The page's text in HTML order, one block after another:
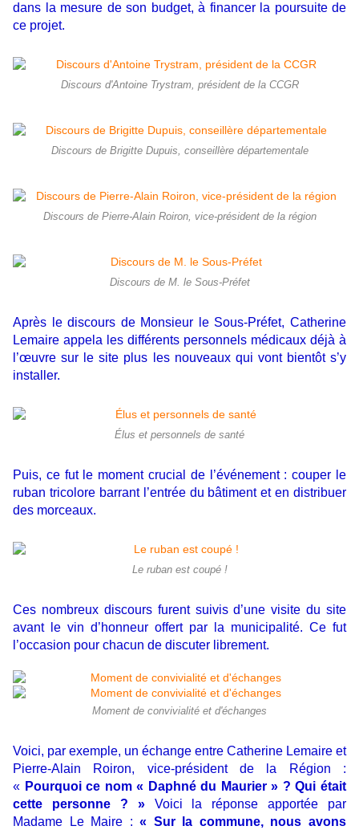
dans la mesure de son budget, à financer la poursuite de
ce projet.
Discours d'Antoine Trystram, président de la CCGR
Discours de Brigitte Dupuis, conseillère départementale
Discours de Pierre-Alain Roiron, vice-président de la région
Discours de M. le Sous-Préfet
Après le discours de Monsieur le Sous-Préfet, Catherine
Lemaire appela les différents personnels médicaux déjà à
l’œuvre sur le site plus les nouveaux qui vont bientôt s’y
installer.
Élus et personnels de santé
Puis, ce fut le moment crucial de l’événement : couper le
ruban tricolore barrant l’entrée du bâtiment et en distribuer
des morceaux.
Le ruban est coupé !
Ces nombreux discours furent suivis d’une visite du site
avant le vin d’honneur offert par la municipalité. Ce fut
l’occasion pour chacun de discuter librement.
Moment de convivialité et d'échanges
Voici, par exemple, un échange entre Catherine Lemaire et
Pierre-Alain Roiron, vice-président de la Région :
« Pourquoi ce nom « Daphné du Maurier » ? Qui était
cette personne ? »Voici la réponse apportée par
Madame Le Maire :« Sur la commune, nous avons